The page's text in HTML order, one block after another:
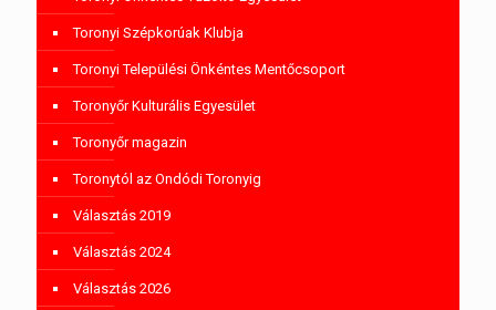
Toronyi Szépkorúak Klubja
Toronyi Települési Önkéntes Mentőcsoport
Toronyőr Kulturális Egyesület
Toronyőr magazin
Toronytól az Ondódi Toronyig
Választás 2019
Választás 2024
Választás 2026